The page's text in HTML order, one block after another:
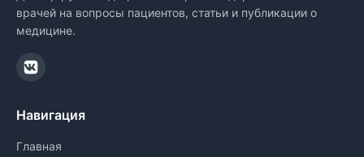
врачей на вопросы пациентов, статьи и публикации о
медицине.
Навигация
Главная